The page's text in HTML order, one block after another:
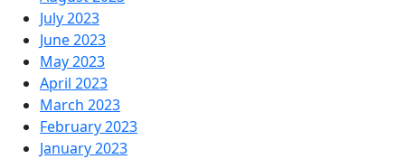
July 2023
June 2023
May 2023
April 2023
March 2023
February 2023
January 2023